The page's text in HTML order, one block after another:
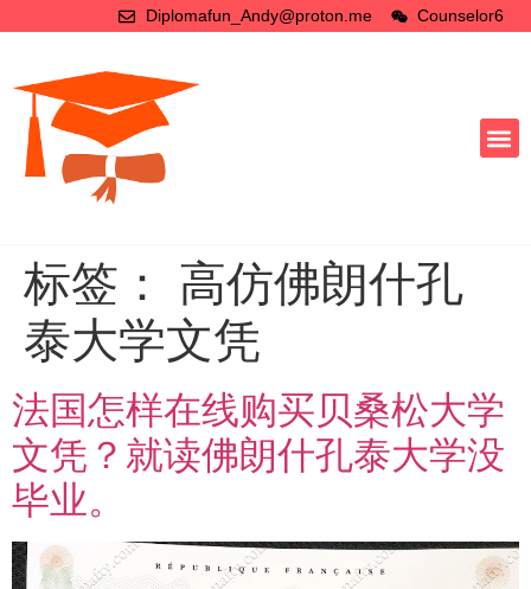
Diplomafun_Andy@proton.me Counselor6
标签： 高仿佛朗什孔
泰大学文凭
法国怎样在线购买贝桑松大学
文凭？就读佛朗什孔泰大学没
毕业。